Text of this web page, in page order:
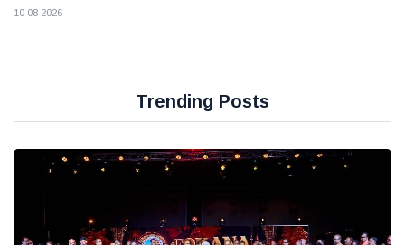
10 08 2026
Trending Posts